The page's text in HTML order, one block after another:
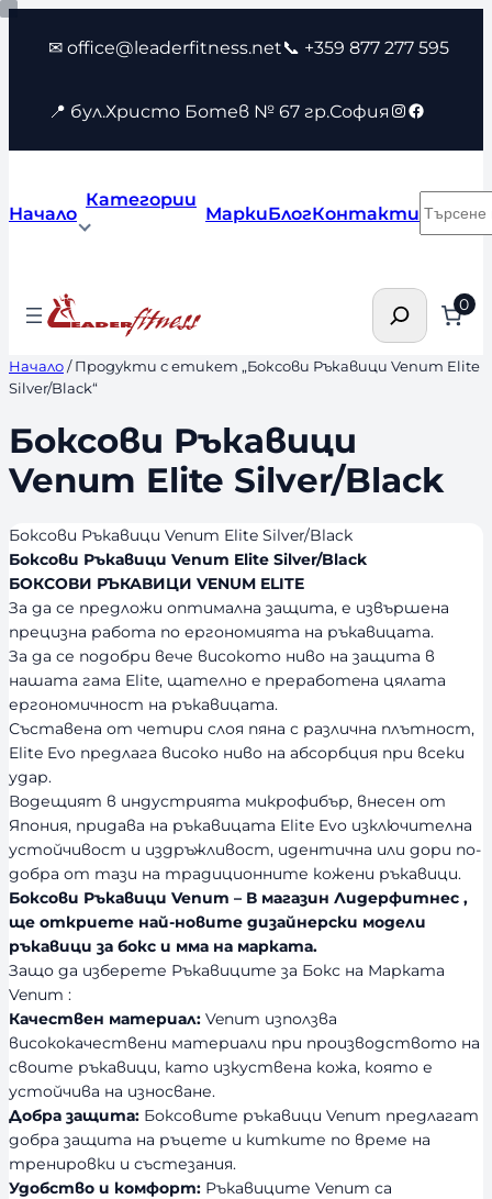
Към
съдържанието
✉ office@leaderfitness.net📞 +359 877 277 595
📍 бул.Христо Ботев № 67 гр.София Instagram
Facebook
Начало
Категории
МаркиБлогКонтакти
Търсене 0
Начало/ Продукти с етикет „Боксови Ръкавици Venum Elite
Silver/Black“
Боксови Ръкавици
Venum Elite Silver/Black
Боксови Ръкавици Venum Elite Silver/Black
Боксови Ръкавици Venum Elite Silver/Black
БОКСОВИ РЪКАВИЦИ VENUM ELITE
За да се предложи оптимална защита, е извършена
прецизна работа по ергономията на ръкавицата.
За да се подобри вече високото ниво на защита в
нашата гама Elite, щателно e преработeна цялата
ергономичност на ръкавицата.
Съставена от четири слоя пяна с различна плътност,
Elite Evo предлага високо ниво на абсорбция при всеки
удар.
Водещият в индустрията микрофибър, внесен от
Япония, придава на ръкавицата Elite Evo изключителна
устойчивост и издръжливост, идентична или дори по-
добра от тази на традиционните кожени ръкавици.
Боксови Ръкавици Venum – В магазин Лидерфитнес ,
ще откриете най-новите дизайнерски модели
ръкавици за бокс и мма на марката.
Защо да изберете Ръкавиците за Бокс на Марката
Venum :
Качествен материал: Venum използва
висококачествени материали при производството на
своите ръкавици, като изкуствена кожа, която е
устойчива на износване.
Добра защита: Боксовите ръкавици Venum предлагат
добра защита на ръцете и китките по време на
тренировки и състезания.
Удобство и комфорт: Ръкавиците Venum са